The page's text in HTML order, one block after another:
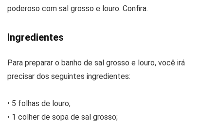
poderoso com sal grosso e louro. Confira.
Ingredientes
Para preparar o banho de sal grosso e louro, você irá
precisar dos seguintes ingredientes:
• 5 folhas de louro;
• 1 colher de sopa de sal grosso;